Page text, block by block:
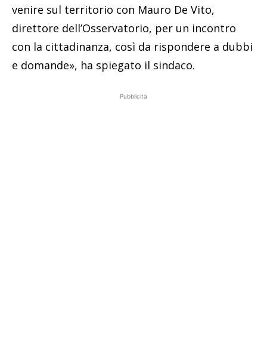
venire sul territorio con Mauro De Vito,
direttore dell’Osservatorio, per un incontro
con la cittadinanza, così da rispondere a dubbi
e domande», ha spiegato il sindaco.
Pubblicità